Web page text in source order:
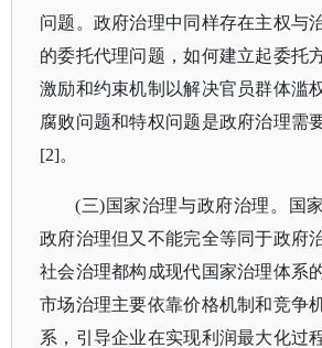
问题。政府治理中同样存在主权与
的委托代理问题，如何建立起委托
激励和约束机制以解决官员群体滥
腐败问题和特权问题是政府治理需
[2]。
(三)国家治理与政府治理。国
政府治理但又不能完全等同于政府
社会治理都构成现代国家治理体系
市场治理主要依靠价格机制和竞争
系，引导企业在实现利润最大化过